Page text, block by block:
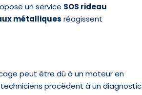
un service SOS rideau
métalliques réagissent
peut être dû à un moteur en
procèdent à un diagnostic